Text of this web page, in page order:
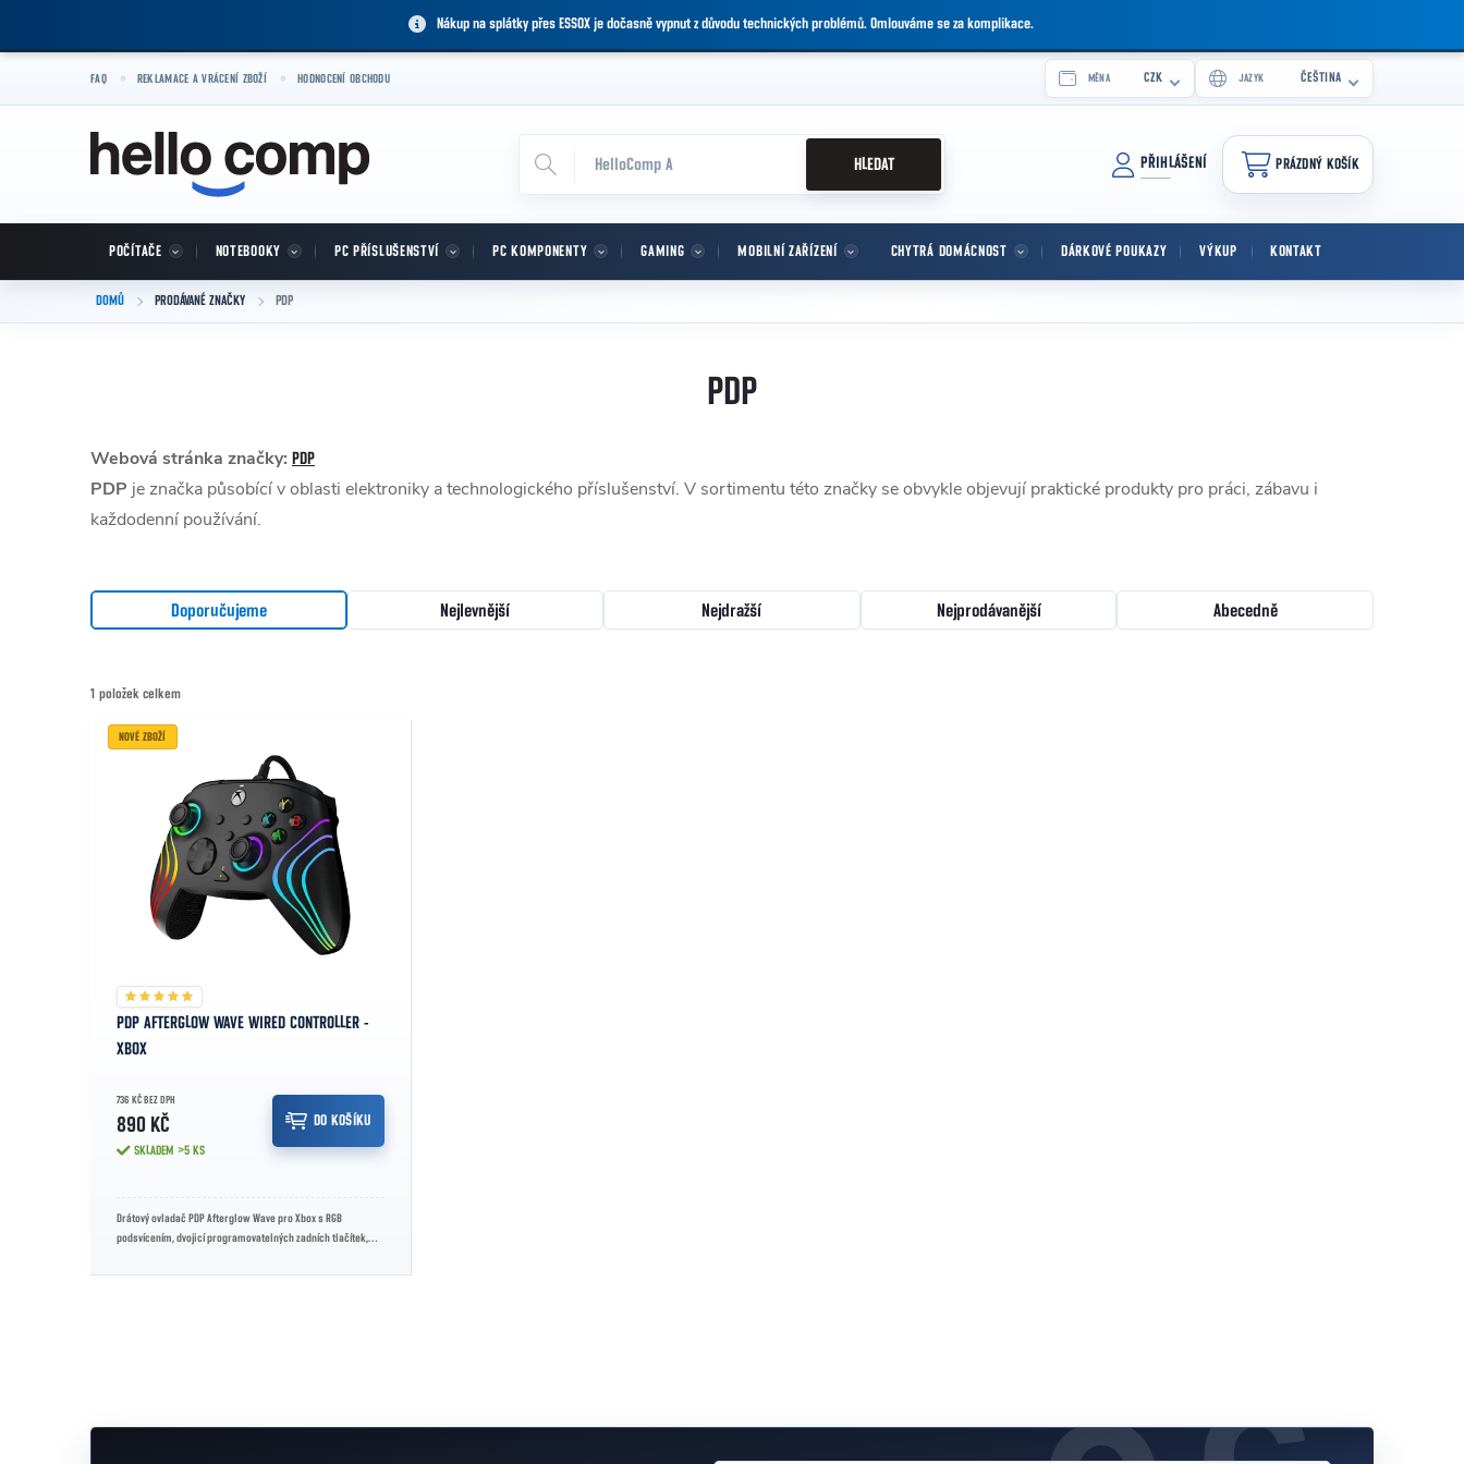
Nákup na splátky přes ESSOX je dočasně vypnut z důvodu technických problémů. Omlouváme se za komplikace.
FAQ REKLAMACE A VRÁCENÍ ZBOŽÍ HODNOCENÍ OBCHODU MĚNA CZK JAZYK ČEŠTINA
HLEDAT PŘIHLÁŠENÍ
NÁKUPNÍ KOŠÍK
PRÁZDNÝ KOŠÍK
POČÍTAČE NOTEBOOKY PC PŘÍSLUŠENSTVÍ PC KOMPONENTY GAMING MOBILNÍ ZAŘÍZENÍ CHYTRÁ DOMÁCNOST DÁRKOVÉ POUKAZY VÝKUP KONTAKT
DOMŮ PRODÁVANÉ ZNAČKY PDP
PDP
Webová stránka značky: PDP
PDP je značka působící v oblasti elektroniky a technologického příslušenství. V sortimentu této značky se obvykle objevují praktické produkty pro práci, zábavu i
každodenní používání.
Řazení produktů
Doporučujeme Nejlevnější Nejdražší Nejprodávanější Abecedně
1 položek celkem
Výpis produktů
NOVÉ ZBOŽÍ
PDP AFTERGLOW WAVE WIRED CONTROLLER -
XBOX
736 KČ BEZ DPH
890 KČ
SKLADEM >5 KS
DO KOŠÍKU
Drátový ovladač PDP Afterglow Wave pro Xbox s RGB
podsvícením, dvojicí programovatelných zadních tlačítek,